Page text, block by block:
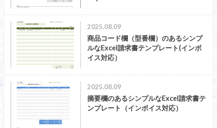
2025.08.09
商品コード欄（型番欄）のあるシンプ
ルなExcel請求書テンプレート(インボ
イス対応）
2025.08.09
摘要欄のあるシンプルなExcel請求書テ
ンプレート（インボイス対応）